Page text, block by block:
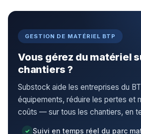
GESTION DE MATÉRIEL BTP
Vous gérez du matériel
chantiers ?
Substock aide les entreprises du
équipements, réduire les pertes et
coûts — sur tous les chantiers, en
Suivi en temps réel du parc